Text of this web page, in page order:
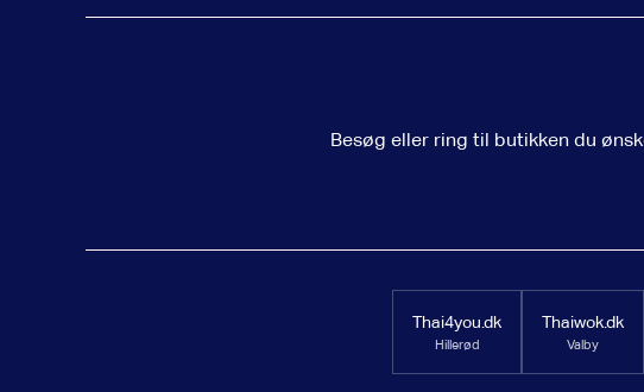
Besøg eller ring til butikken du
Thai4you.dk
Hillerød
Thaiwok.dk
Valby